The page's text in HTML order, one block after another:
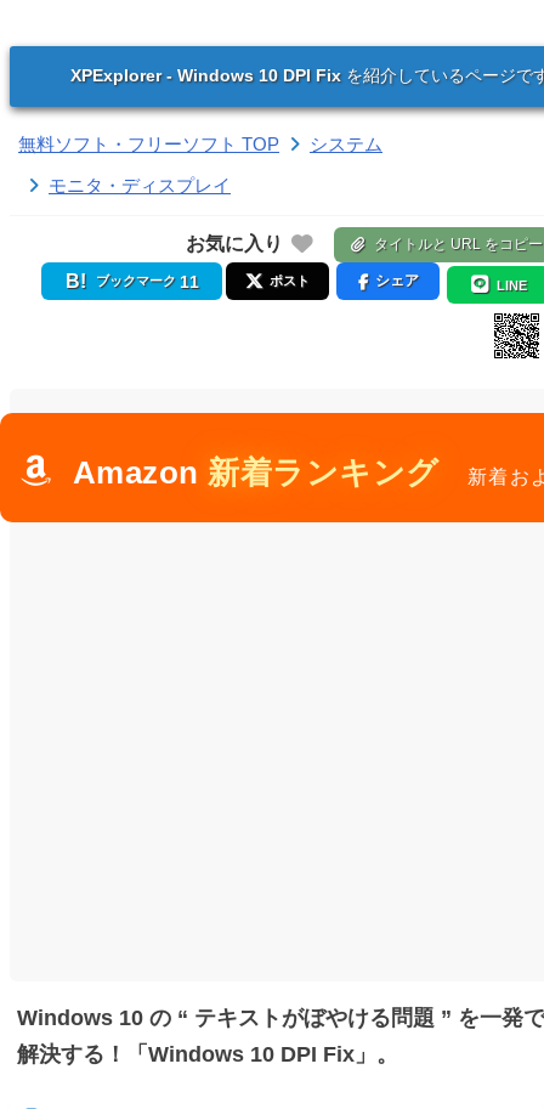
XPExplorer - Windows 10 DPI Fixを紹介しているページで
無料ソフト・フリーソフト TOP
システム
モニタ・ディスプレイ
お気に入り タイトルと URL をコピー
ブックマーク 11 ポスト シェア LINE
Amazon 新着ランキング 新着お
Windows 10 の “ テキストがぼやける問題 ” を一発で
解決する！「Windows 10 DPI Fix」。